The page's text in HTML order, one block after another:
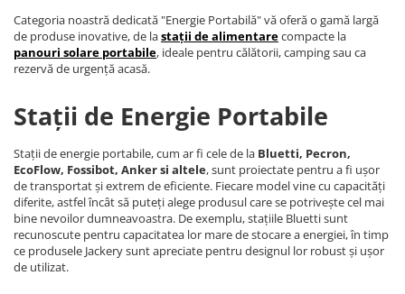
Categoria noastră dedicată "Energie Portabilă" vă oferă o gamă largă
de produse inovative, de lastații de alimentarecompacte la
panouri solare portabile, ideale pentru călătorii, camping sau ca
rezervă de urgență acasă.
Stații de Energie Portabile
Stații de energie portabile, cum ar fi cele de la Bluetti, Pecron,
EcoFlow, Fossibot, Anker si altele, sunt proiectate pentru a fi ușor
de transportat și extrem de eficiente. Fiecare model vine cu capacități
diferite, astfel încât să puteți alege produsul care se potrivește cel mai
bine nevoilor dumneavoastra. De exemplu, stațiile Bluetti sunt
recunoscute pentru capacitatea lor mare de stocare a energiei, în timp
ce produsele Jackery sunt apreciate pentru designul lor robust și ușor
de utilizat.